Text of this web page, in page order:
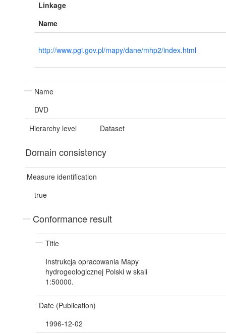
Linkage
Name
http://www.pgi.gov.pl/mapy/dane/mhp2/index.html
Name
DVD
Hierarchy level
Dataset
Domain consistency
Measure identification
true
Conformance result
Title
Instrukcja opracowania Mapy
hydrogeologicznej Polski w skali
1:50000.
Date (Publication)
1996-12-02